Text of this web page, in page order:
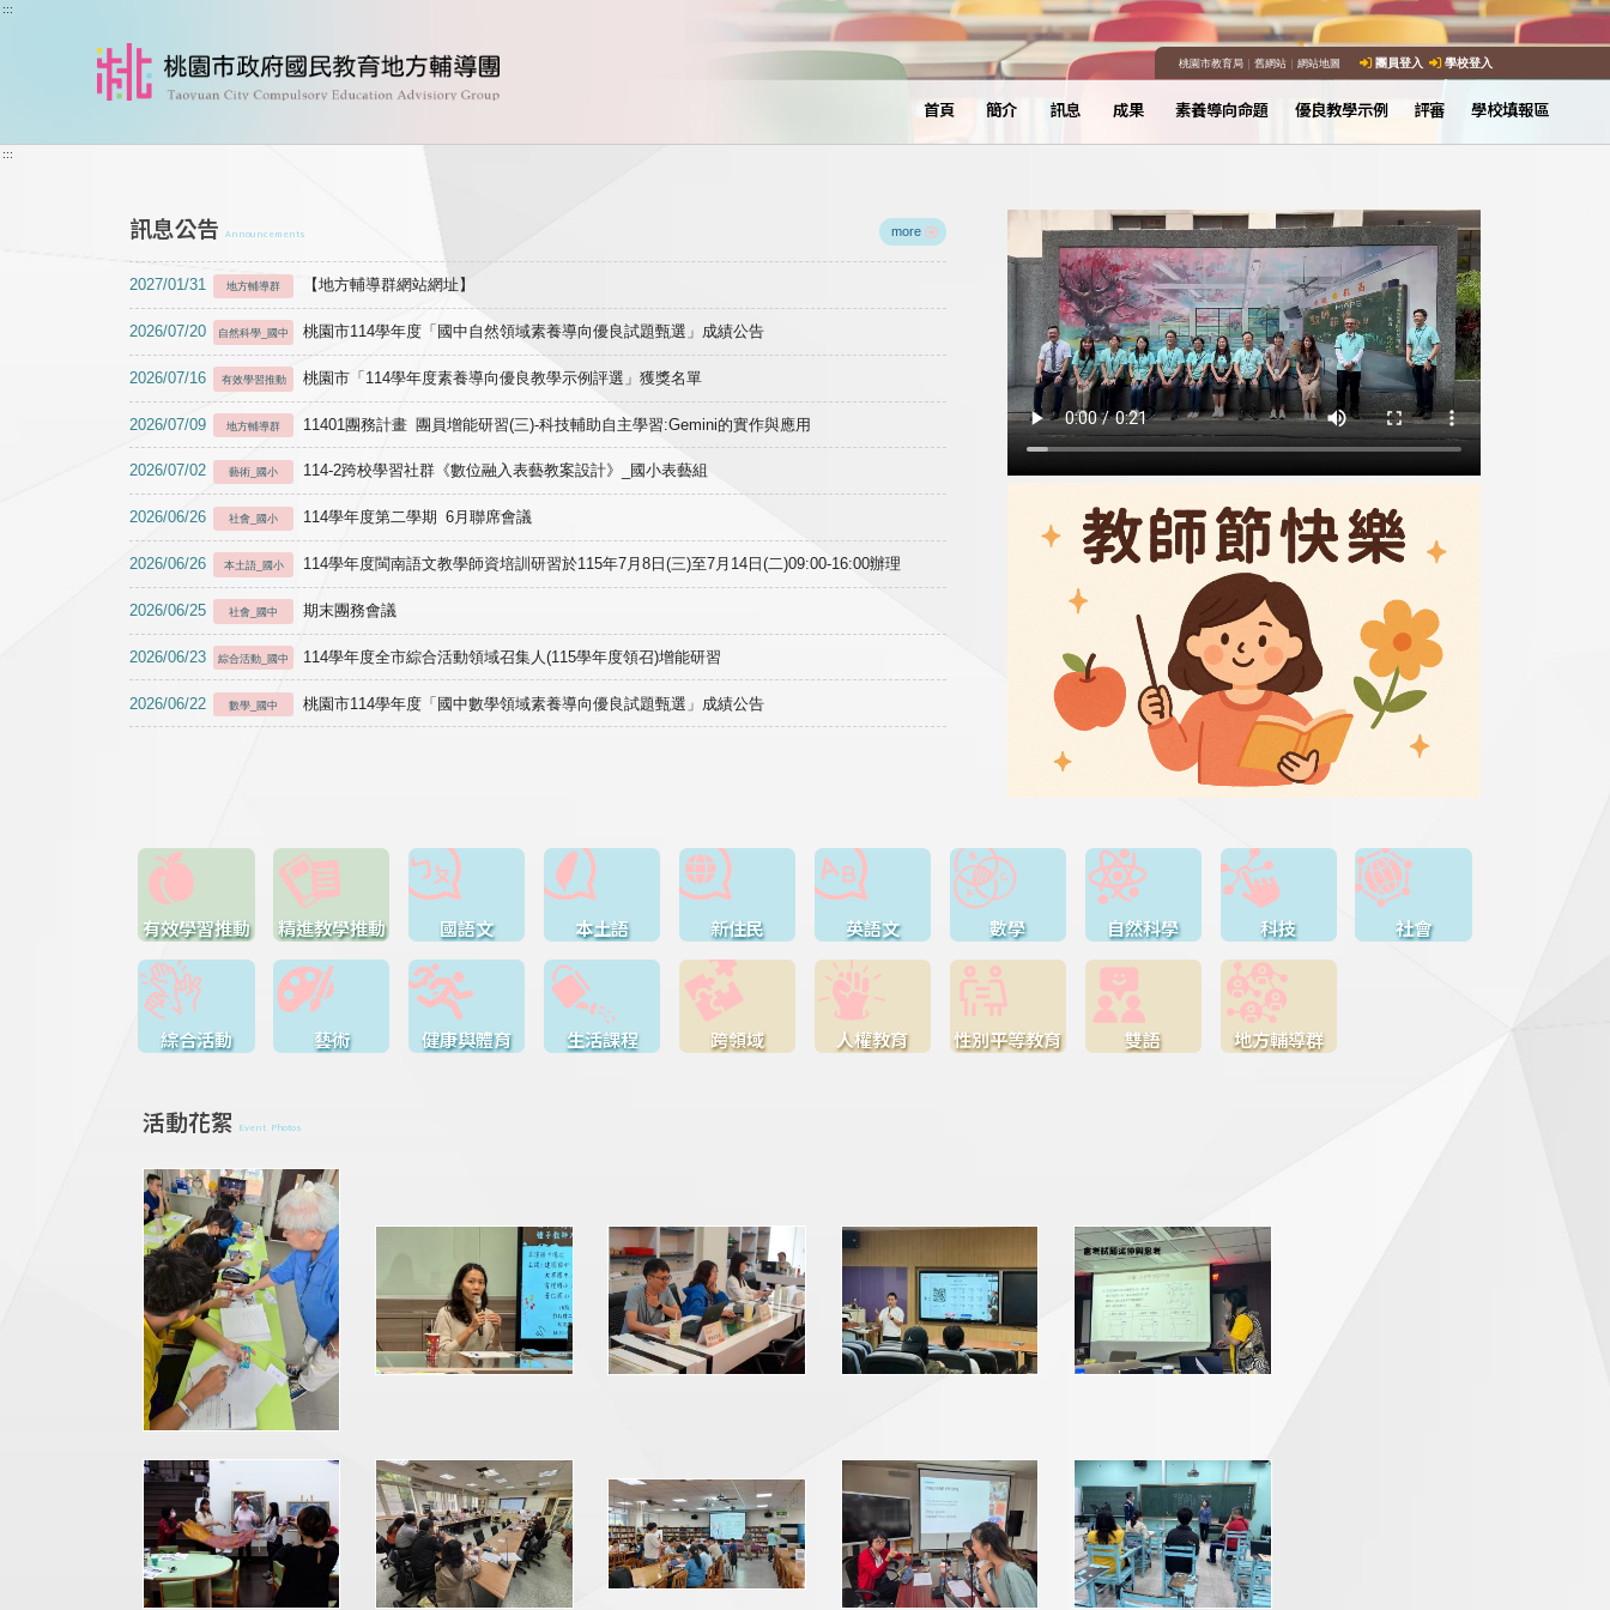
跳到主要內容
:::
桃園市教育局｜ 舊網站｜ 網站地圖 團員登入 學校登入
首頁 簡介 訊息 成果 素養導向命題 優良教學示例 評審 學校填報區
:::
訊息公告 Announcements more
2027/01/31 地方輔導群 【地方輔導群網站網址】
2026/07/20 自然科學_國中 桃園市114學年度「國中自然領域素養導向優良試題甄選」成績公告
2026/07/16 有效學習推動 桃園市「114學年度素養導向優良教學示例評選」獲獎名單
2026/07/09 地方輔導群 11401團務計畫 團員增能研習(三)-科技輔助自主學習:Gemini的實作與應用
2026/07/02 藝術_國小 114-2跨校學習社群《數位融入表藝教案設計》_國小表藝組
2026/06/26 社會_國小 114學年度第二學期 6月聯席會議
2026/06/26 本土語_國小 114學年度閩南語文教學師資培訓研習於115年7月8日(三)至7月14日(二)09:00-16:00辦理
2026/06/25 社會_國中 期末團務會議
2026/06/23 綜合活動_國中 114學年度全市綜合活動領域召集人(115學年度領召)增能研習
2026/06/22 數學_國中 桃園市114學年度「國中數學領域素養導向優良試題甄選」成績公告
有效學習推動 精進教學推動 國語文 本土語 新住民 英語文 數學 自然科學 科技 社會
綜合活動 藝術 健康與體育 生活課程 跨領域 人權教育 性別平等教育 雙語 地方輔導群
活動花絮 Event Photos